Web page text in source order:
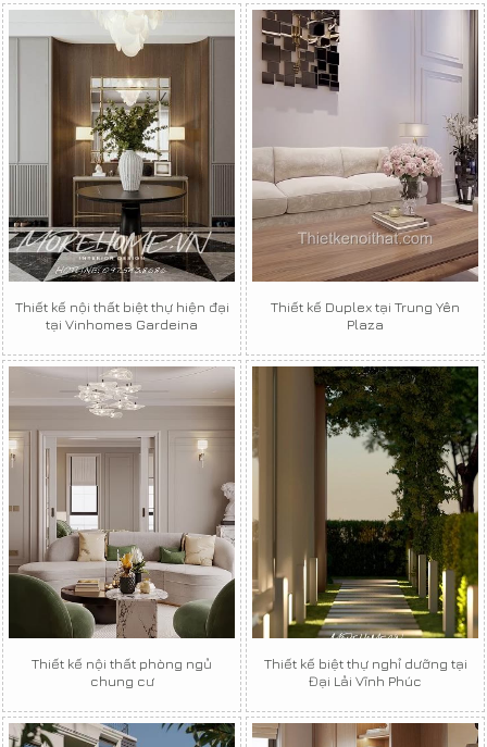
Thiết kế nội thất biệt thự hiện đại
tại Vinhomes Gardeina
Thiết kế Duplex tại Trung Yên
Plaza
Thiết kế nội thất phòng ngủ
chung cư
Thiết kế biệt thự nghỉ dưỡng tại
Đại Lải Vĩnh Phúc